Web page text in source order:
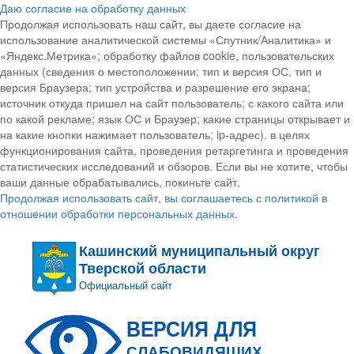
Даю согласие на обработку данных
Продолжая использовать наш сайт, вы даете согласие на
использование аналитической системы «Спутник/Аналитика» и
«Яндекс.Метрика»; обработку файлов cookie, пользовательских
данных (сведения о местоположении; тип и версия ОС, тип и
версия Браузера; тип устройства и разрешение его экрана;
источник откуда пришел на сайт пользователь; с какого сайта или
по какой рекламе; язык ОС и Браузер; какие страницы открывает и
на какие кнопки нажимает пользователь; ip-адрес). в целях
функционирования сайта, проведения ретаргетинга и проведения
статистических исследований и обзоров. Если вы не хотите, чтобы
ваши данные обрабатывались, покиньте сайт.
Продолжая использовать сайт, вы соглашаетесь с политикой в
отношении обработки персональных данных.